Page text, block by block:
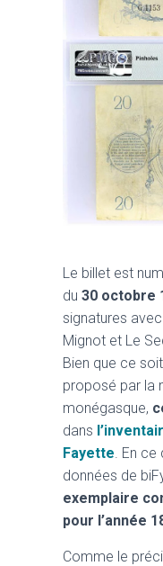
Le billet est
du 30 octobre
signatures
Mignot et Le
Bien que ce
proposé par la
monégasque,
dans
Fayette . En
données de
exemplaire
pour l’année
Comme le